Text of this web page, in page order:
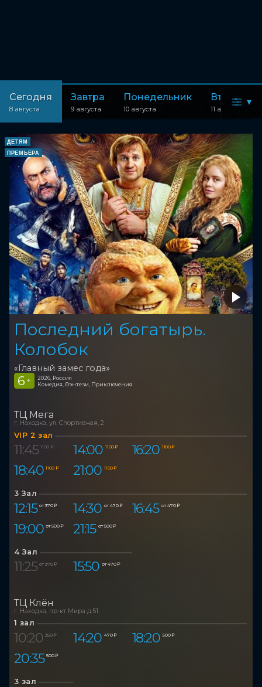
Сегодня
8 августа
Завтра
9 августа
Понедельник
10 августа
Вторник
11 августа
▾
ДЕТЯМ
ПРЕМЬЕРА
Последний богатырь.
Колобок
«Главный замес года»
6 +
2026, Россия
Комедия, Фэнтези, Приключения
ТЦ Мега
г. Находка, ул. Спортивная, 2
VIP 2 зал
11:45 1 100 ₽ 14:00 1 100 ₽ 16:20 1 100 ₽
18:40 1 100 ₽ 21:00 1 100 ₽
3 Зал
12:15 от 370 ₽ 14:30 от 470 ₽ 16:45 от 470 ₽
19:00 от 500 ₽ 21:15 от 500 ₽
4 Зал
11:25 от 370 ₽ 15:50 от 470 ₽
ТЦ Клён
г. Находка, пр-кт Мира д.51
1 зал
10:20 350 ₽ 14:20 470 ₽ 18:20 500 ₽
20:35 500 ₽
3 зал